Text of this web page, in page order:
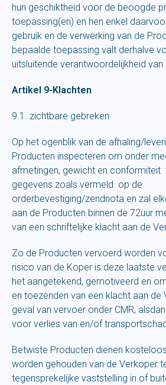
hun geschiktheid voor de beoogde
toepassing(en) en hen enkel
gebruik en de verwerking van de
bepaalde toepassing valt derhalve
uitsluitende verantwoordelijkheid van
Artikel 9-Klachten
9.1. zichtbare gebreken
Op het ogenblik van de afhaling/
Producten inspecteren om onder
afmetingen, gewicht en conformiteit
gegevens zoals vermeld op de
orderbevestiging/zendnota en zal
aan de Producten binnen de 72uur
van een schriftelijke klacht aan de
Zo de Producten vervoerd worden
risico van de Koper is deze laatste
het aangetekend, gemotiveerd en
en toezenden van een klacht aan de
geval van vervoer onder CMR,
voor verlies van en/of
Betwiste Producten dienen
worden gehouden van de Verkoper
tegensprekelijke vaststelling in of